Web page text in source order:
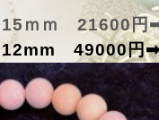
ｍｍ 21600円
49000円